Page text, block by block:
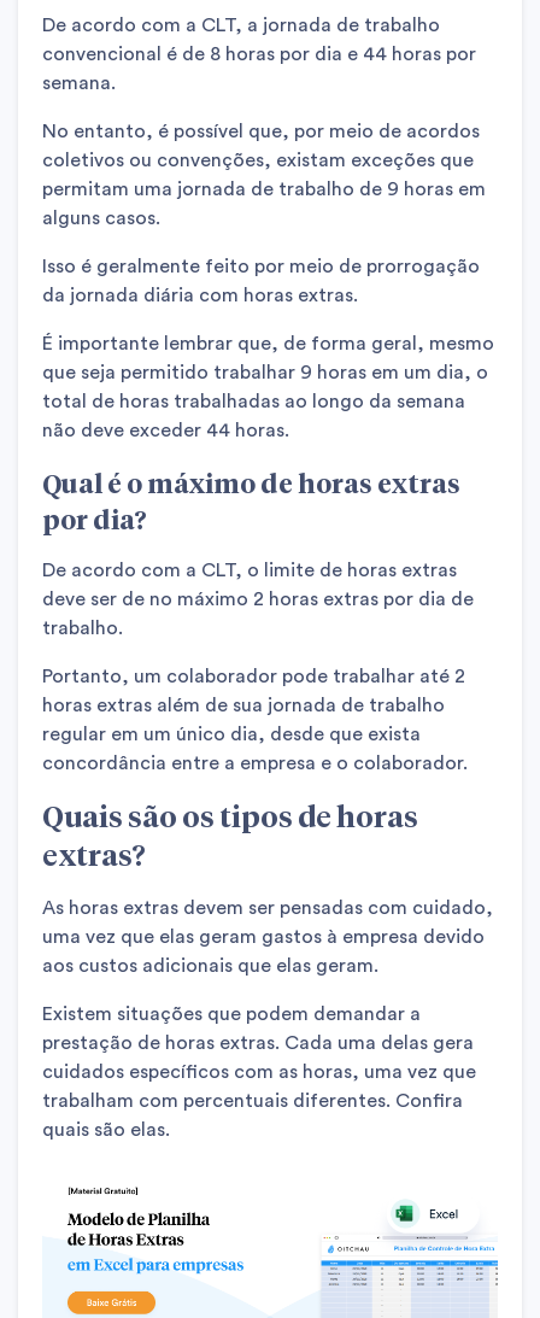
De acordo com a CLT, a jornada de trabalho
convencional é de 8 horas por dia e 44 horas por
semana.
No entanto, é possível que, por meio de acordos
coletivos ou convenções, existam exceções que
permitam uma jornada de trabalho de 9 horas em
alguns casos.
Isso é geralmente feito por meio de prorrogação
da jornada diária com horas extras.
É importante lembrar que, de forma geral, mesmo
que seja permitido trabalhar 9 horas em um dia, o
total de horas trabalhadas ao longo da semana
não deve exceder 44 horas.
Qual é o máximo de horas extras
por dia?
De acordo com a CLT, o limite de horas extras
deve ser de no máximo 2 horas extras por dia de
trabalho.
Portanto, um colaborador pode trabalhar até 2
horas extras além de sua jornada de trabalho
regular em um único dia, desde que exista
concordância entre a empresa e o colaborador.
Quais são os tipos de horas
extras?
As horas extras devem ser pensadas com cuidado,
uma vez que elas geram gastos à empresa devido
aos custos adicionais que elas geram.
Existem situações que podem demandar a
prestação de horas extras. Cada uma delas gera
cuidados específicos com as horas, uma vez que
trabalham com percentuais diferentes. Confira
quais são elas.